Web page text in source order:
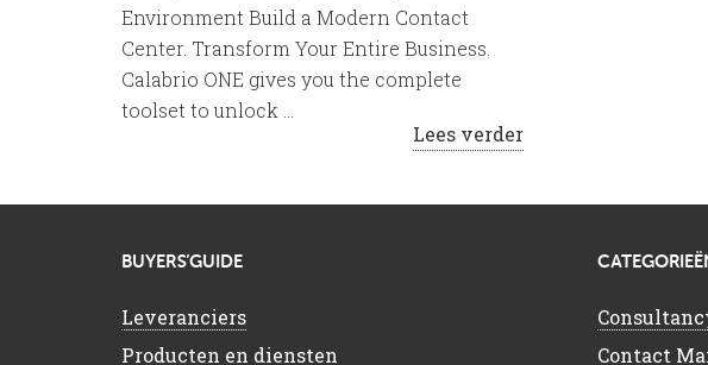
Environment Build a Modern Contact
Center. Transform Your Entire Business.
Calabrio ONE gives you the complete
toolset to unlock …
Lees verder
BUYERS’GUIDE
Leveranciers
Producten en diensten
Contact